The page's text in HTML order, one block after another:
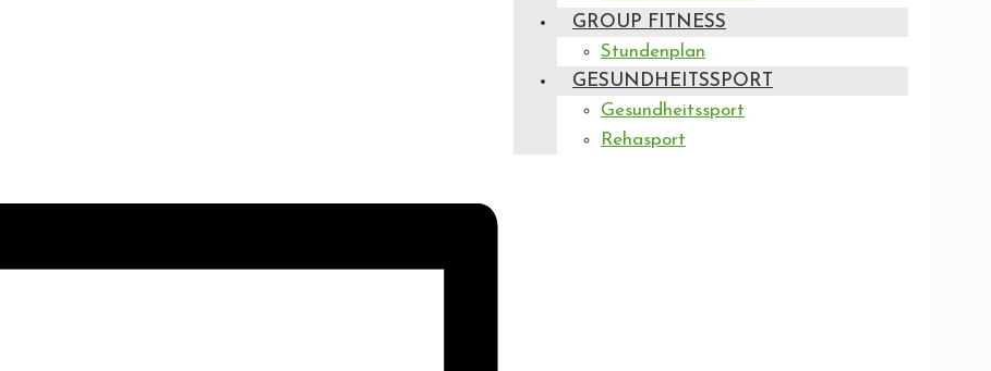
GROUP FITNESS
Stundenplan
GESUNDHEITSSPORT
Gesundheitssport
Rehasport